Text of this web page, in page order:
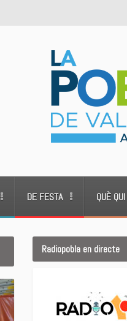
DE FESTA QUÈ
Radiopobla en directe